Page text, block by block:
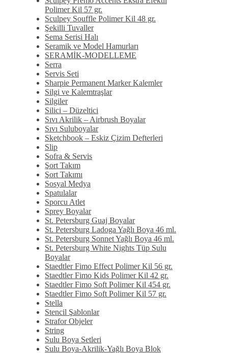
Polimer Kil 57 gr.
Sculpey Souffle Polimer Kil 48 gr.
Şekilli Tuvaller
Sema Serisi Halı
Seramik ve Model Hamurları
SERAMİK-MODELLEME
Serra
Servis Seti
Sharpie Permanent Marker Kalemler
Silgi ve Kalemtraşlar
Silgiler
Silici – Düzeltici
Sıvı Akrilik – Airbrush Boyalar
Sıvı Suluboyalar
Sketchbook – Eskiz Çizim Defterleri
Slip
Sofra & Servis
Şort Takım
Şort Takımı
Sosyal Medya
Spatulalar
Sporcu Atlet
Sprey Boyalar
St. Petersburg Guaj Boyalar
St. Petersburg Ladoga Yağlı Boya 46 ml.
St. Petersburg Sonnet Yağlı Boya 46 ml.
St. Petersburg White Nights Tüp Sulu
Boyalar
Staedtler Fimo Effect Polimer Kil 56 gr.
Staedtler Fimo Kids Polimer Kil 42 gr.
Staedtler Fimo Soft Polimer Kil 454 gr.
Staedtler Fimo Soft Polimer Kil 57 gr.
Stella
Stencil Şablonlar
Strafor Objeler
String
Sulu Boya Setleri
Sulu Boya-Akrilik-Yağlı Boya Blok